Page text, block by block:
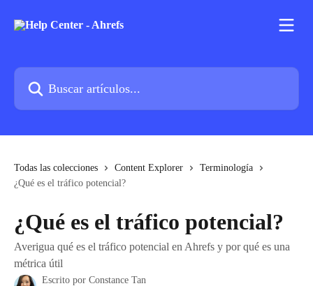
Buscar artículos...
Todas las colecciones Content Explorer
Terminología
¿Qué es el tráfico potencial?
¿Qué es el tráfico potencial?
Averigua qué es el tráfico potencial en Ahrefs y por qué es una
métrica útil
Escrito por Constance Tan